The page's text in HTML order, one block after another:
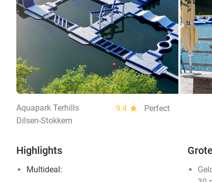
Aquapark Terhills 9.4 star
Perfect
Dilsen-Stokkem
Highlights
Multideal: